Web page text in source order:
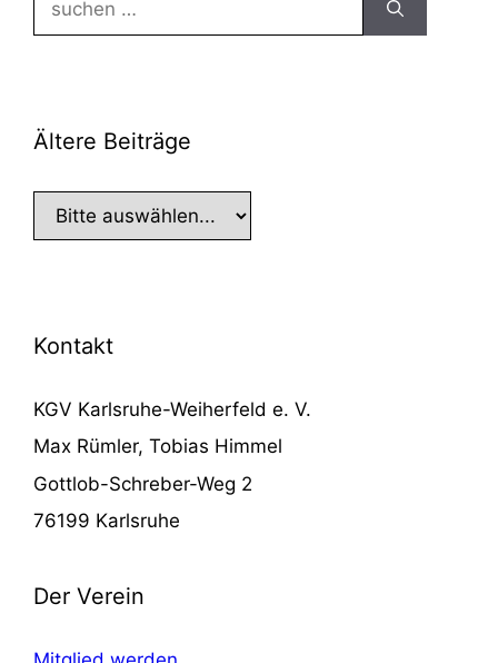
nach:
Ältere Beiträge
Kontakt
KGV Karlsruhe-Weiherfeld e. V.
Max Rümler, Tobias Himmel
Gottlob-Schreber-Weg 2
76199 Karlsruhe
Der Verein